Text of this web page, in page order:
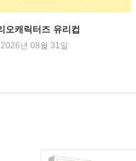
오캐릭터즈 유리컵
년 08월 31일